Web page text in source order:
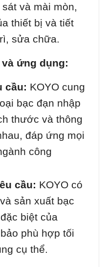
và mài mòn,
thiết bị và tiết
sửa chữa.
ứng dụng:
cầu: KOYO cung
bạc đạn nhập
thước và thông
đáp ứng mọi
công
cầu: KOYO có
sản xuất bạc
biệt của
phù hợp tối
cụ thể.